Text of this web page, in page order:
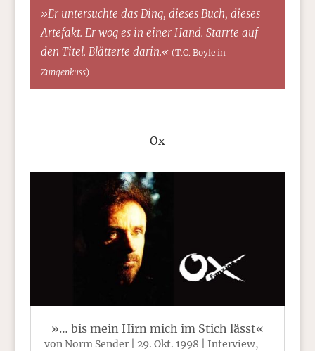
»Er untersuchte das Ding, dieses Buch, dieses
Artefakt. Er wog es in einer Hand. Starrte auf
den Titel. Blätterte darin.« (T.C. Boyle in
Zungenkuss)
Ox
»… bis mein Hirn mich im Stich lässt«
von Norm Sender| 29. Okt. 1998 Interview,